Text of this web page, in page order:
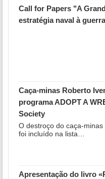
Call for Papers "A
estratégia naval à
Caça-minas Roberto
programa ADOPT A
Society
O destroço do caça-
foi incluído na lista…
Apresentação do livro